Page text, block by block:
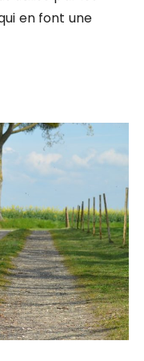
en font une